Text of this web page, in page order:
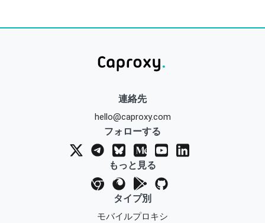
連絡先
hello@caproxy.com
フォローする
もっと見る
タイプ別
モバイルプロキシ